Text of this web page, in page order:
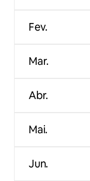
Fev.
Mar.
Abr.
Mai.
Jun.